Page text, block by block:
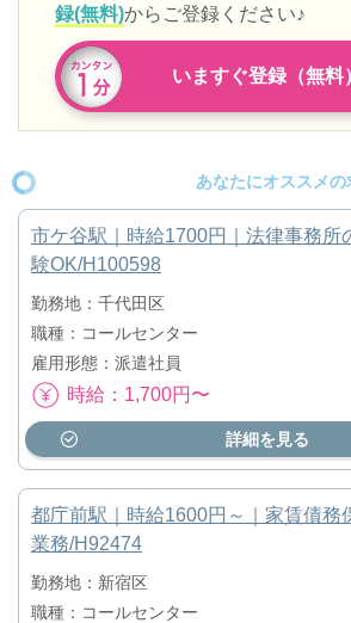
録(無料)からご登録ください♪
いますぐ登録（無料
あなたにオススメの
市ケ谷駅｜時給1700円｜法律事務所
験OK/H100598
勤務地：千代田区
職種：コールセンター
雇用形態：派遣社員
時給：1,700円〜
詳細を見る
都庁前駅｜時給1600円～｜家賃債務
業務/H92474
勤務地：新宿区
職種：コールセンター